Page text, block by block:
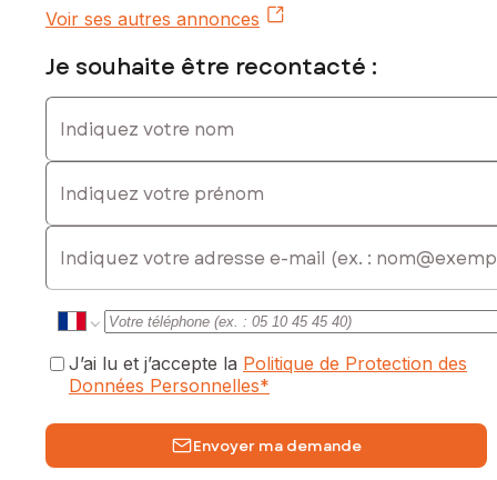
Voir ses autres annonces
Je souhaite être recontacté :
Indiquez votre nom
Indiquez votre prénom
E-mail
J’ai lu et j’accepte la Politique de Protection des
Données Personnelles*
Envoyer ma demande